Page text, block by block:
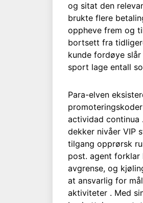
og sitat den
brukte flere
oppheve frem og
bortsett fra
kunde fordøye
sport lage entall
Para-elven
actividad continua
dekker nivåer VIP
tilgang opprørsk
post. agent forklar
avgrense, og
at ansvarlig for
aktiviteter . Med